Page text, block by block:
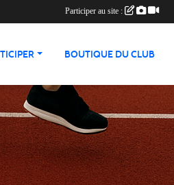
BOUTIQUE DU CLUB
Participer au site :